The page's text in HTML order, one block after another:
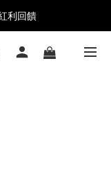
群享優惠價
利回饋
最高送$888購物金!